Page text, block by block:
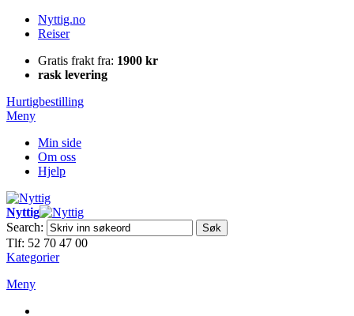
Nyttig.no
Reiser
Gratis frakt fra: 1900 kr
rask levering
Hurtigbestilling
Meny
Min side
Om oss
Hjelp
Nyttig
Search:
Søk
Tlf: 52 70 47 00
Kategorier
Meny